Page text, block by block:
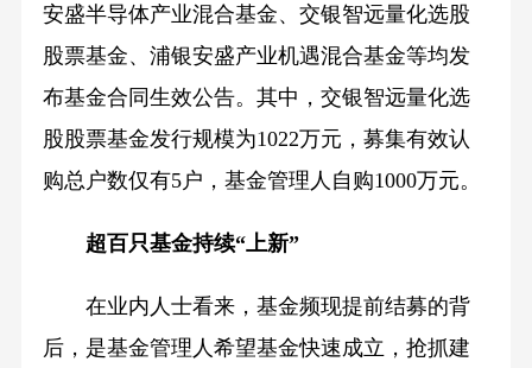
安盛半导体产业混合基金、交银智远量化选股
股票基金、浦银安盛产业机遇混合基金等均发
布基金合同生效公告。其中，交银智远量化选
股股票基金发行规模为1022万元，募集有效认
购总户数仅有5户，基金管理人自购1000万元。
超百只基金持续“上新”
在业内人士看来，基金频现提前结募的背
后，是基金管理人希望基金快速成立，抢抓建